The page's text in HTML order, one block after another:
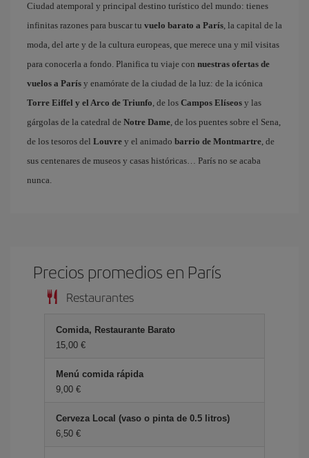
Ciudad atemporal y principal destino turístico del mundo: tienes
infinitas razones para buscar tu vuelo barato a París, la capital de la
moda, del arte y de la cultura europeas, que merece una y mil visitas
para conocerla a fondo. Planifica tu viaje con nuestras ofertas de
vuelos a París y enamórate de la ciudad de la luz: de la icónica
Torre Eiffel y el Arco de Triunfo, de los Campos Elíseos y las
gárgolas de la catedral de Notre Dame, de los puentes sobre el Sena,
de los tesoros del Louvre y el animado barrio de Montmartre, de
sus centenares de museos y casas históricas… París no se acaba
nunca.
Precios promedios en París
Restaurantes
Comida, Restaurante Barato
15,00 €
Menú comida rápida
9,00 €
Cerveza Local (vaso o pinta de 0.5 litros)
6,50 €